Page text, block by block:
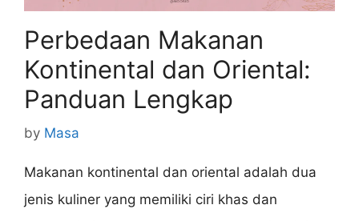
Perbedaan Makanan
Kontinental dan Oriental:
Panduan Lengkap
by Masa
Makanan kontinental dan oriental adalah dua
jenis kuliner yang memiliki ciri khas dan